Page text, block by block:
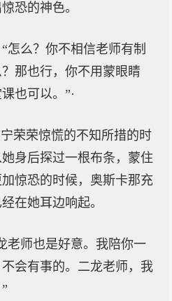
恐的神色。
怎么？你不相信老师有制
那也行，你不用蒙眼睛
也可以。”·
荣荣惊慌的不知所措的时
身后探过一根布条，蒙住
惊恐的时候，奥斯卡那充
在她耳边响起。
老师也是好意。我陪你一
会有事的。二龙老师，我